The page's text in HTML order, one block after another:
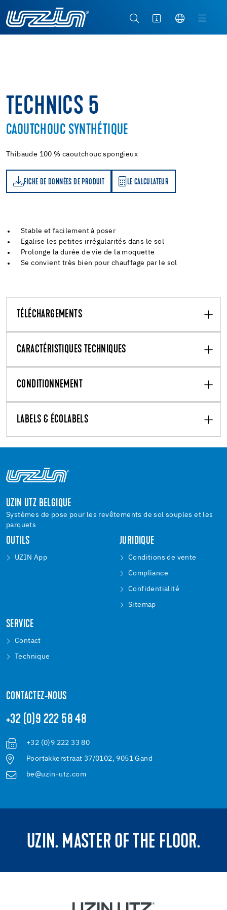
TECHNICS 5
CAOUTCHOUC SYNTHÉTIQUE
Thibaude 100 % caoutchouc spongieux
FICHE DE DONNÉES DE PRODUIT LE CALCULATEUR
LE CALCULATEUR
Stable et facilement à poser
Egalise les petites irrégularités dans le sol
Prolonge la durée de vie de la moquette
Se convient très bien pour chauffage par le sol
TÉLÉCHARGEMENTS
CARACTÉRISTIQUES TECHNIQUES
CONDITIONNEMENT
LABELS & ÉCOLABELS
UZIN UTZ BELGIQUE
Systèmes de pose pour les revêtements de sol souples et les
parquets
OUTILS
UZIN App
JURIDIQUE
Conditions de vente
Compliance
Confidentialité
Sitemap
SERVICE
Contact
Technique
CONTACTEZ-NOUS
+32 (0)9 222 58 48
+32 (0)9 222 33 80
Poortakkerstraat 37/0102, 9051 Gand
be@uzin-utz.com
UZIN. MASTER OF THE FLOOR.